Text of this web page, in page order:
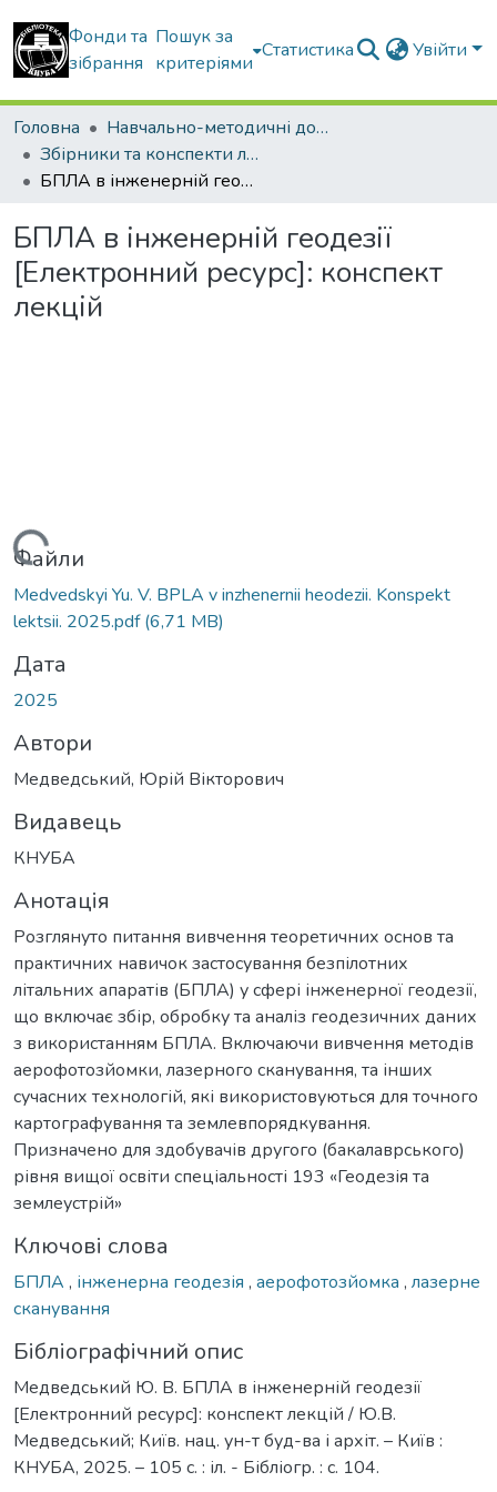
Фонди та
зібрання
Пошук за
критеріями
Статистика Увійти
Головна
Навчально-методичні документи
Збірники та конспекти лекцій
БПЛА в інженерній геодезії [Електронний ресурс]: конспект лекцій
БПЛА в інженерній геодезії
[Електронний ресурс]: конспект
лекцій
Вантажиться...
Файли
Medvedskyi Yu. V. BPLA v inzhenernii heodezii. Konspekt
lektsii. 2025.pdf(6,71 MB)
Дата
2025
Автори
Медведський, Юрій Вікторович
Видавець
КНУБА
Анотація
Розглянуто питання вивчення теоретичних основ та
практичних навичок застосування безпілотних
літальних апаратів (БПЛА) у сфері інженерної геодезії,
що включає збір, обробку та аналіз геодезичних даних
з використанням БПЛА. Включаючи вивчення методів
аерофотозйомки, лазерного сканування, та інших
сучасних технологій, які використовуються для точного
картографування та землевпорядкування.
Призначено для здобувачів другого (бакалаврського)
рівня вищої освіти спеціальності 193 «Геодезія та
землеустрій»
Ключові слова
БПЛА , інженерна геодезія , аерофотозйомка , лазерне
сканування
Бібліографічний опис
Медведський Ю. В. БПЛА в інженерній геодезії
[Електронний ресурс]: конспект лекцій / Ю.В.
Медведський; Київ. нац. ун-т буд-ва і архіт. – Київ :
КНУБА, 2025. – 105 с. : іл. - Бібліогр. : с. 104.